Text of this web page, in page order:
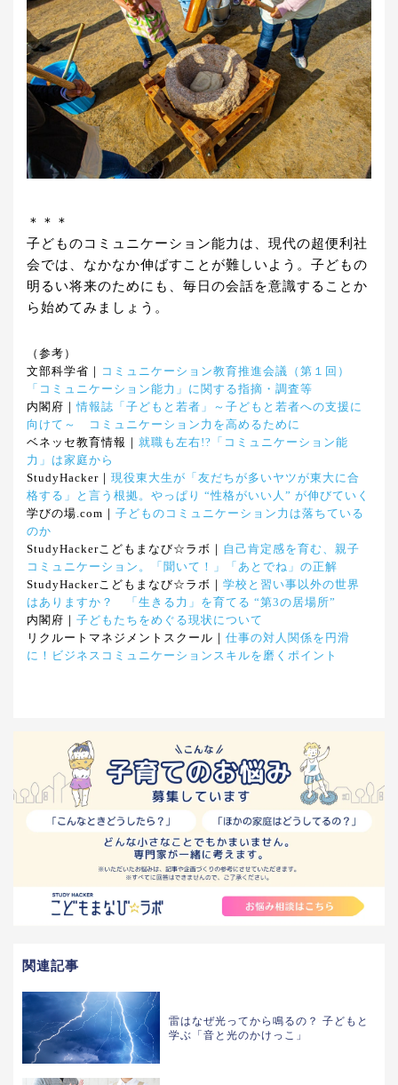
＊＊＊
子どものコミュニケーション能力は、現代の超便利社
会では、なかなか伸ばすことが難しいよう。子どもの
明るい将来のためにも、毎日の会話を意識することか
ら始めてみましょう。
（参考）
文部科学省｜
コミュニケーション教育推進会議（第１回）
「コミュニケーション能力」に関する指摘・調査等
内閣府｜情報誌「子どもと若者」～子どもと若者への支援に
向けて～ コミュニケーション力を高めるために
ベネッセ教育情報｜ 就職も左右!?「コミュニケーション能
力」は家庭から
StudyHacker｜ 現役東大生が「友だちが多いヤツが東大に合
格する」と言う根拠。やっぱり “性格がいい人” が伸びていく
学びの場.com｜ 子どものコミュニケーション力は落ちている
のか
StudyHackerこどもまなび☆ラボ｜ 自己肯定感を育む、親子
コミュニケーション。「聞いて！」「あとでね」の正解
StudyHackerこどもまなび☆ラボ｜ 学校と習い事以外の世界
はありますか？ 「生きる力」を育てる “第3の居場所”
内閣府｜ 子どもたちをめぐる現状について
リクルートマネジメントスクール｜ 仕事の対人関係を円滑
に！ビジネスコミュニケーションスキルを磨くポイント
関連記事
雷はなぜ光ってから鳴るの？ 子どもと
学ぶ「音と光のかけっこ」